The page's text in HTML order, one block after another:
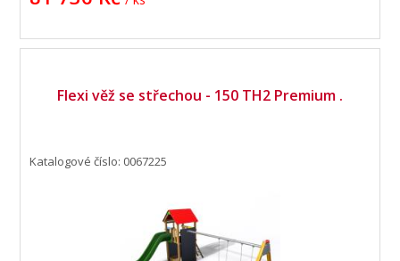
Flexi věž se střechou - 150 TH2 Premium .
Katalogové číslo: 0067225